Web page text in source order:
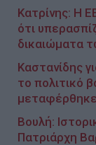
Κατρίνης: Η
ότι
δικαιώματα
Καστανίδης
το πολιτικό
Βουλή:
Πατριάρχη